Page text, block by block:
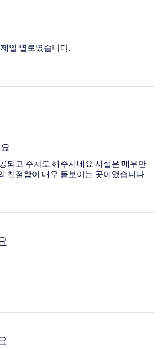
일 별로였습니다.
되고 주차도 해주시네요 시설은 매우만
친절함이 매우 돋보이는 곳이었습니다